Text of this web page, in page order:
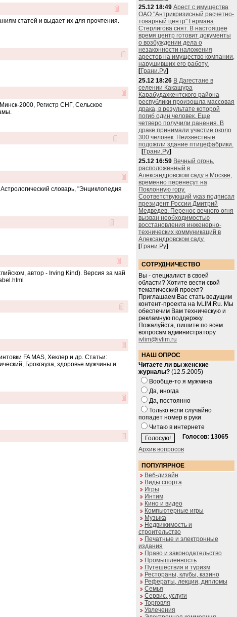
статей и выдает их для прочтения.
2000, Регистр СНГ, Сельское
словарь, "Энциклопедия
автор - Irving Kind). Версия за май
FA MAS, Хеклер и др. Статьи:
Брокгауза, здоровье мужчины и
25.12 18:49 Арест с имущества
ОАО "Антрикризисный расчетно-
товарный центр" Германа
Стерлигова снят. В настоящее
время центр готовит документы
о возбуждении дела о
незаконности наложения
арестов на имущество компании,
нарушивших его работу.
[Грани.Ру]
25.12 18:26 В Дагестане в
селении Какашура
Карабудахкентского района
республики произошла массовая
драка, в результате которой
погиб один человек. Еще
четверо получили ранения. В
драке принимали участие около
300 человек. Неизвестные
подожгли здание птицефабрики.
[Грани.Ру]
25.12 16:59 Вечный огонь,
расположенный в
Александровском саду в Москве,
временно перенесут на
Поклонную гору.
Соответствующий указ подписал
президент России Дмитрий
Медведев. Перенос вечного огня
вызван необходимостью
восстановления инженерно-
технических коммуникаций в
Александровском саду.
[Грани.Ру]
СОТРУДНИЧЕСТВО
Вы - специалист в своей
области? Хотите вести свой
тематический проект?
Приглашаем Вас стать ведущим
контент-проекта на IvLIM.Ru. Мы
обеспечим Вам техническую и
рекламную поддержку.
Пожалуйста, пишите по всем
вопросам администратору
ivlim@ivlim.ru
НАШ ОПРОС
Читаете ли вы женские
журналы? (12.5.2005)
Вообще-то я мужчина
Да, иногда
Да, постоянно
Только если случайно
попадет номер в руки
Читаю в интернете
Голосов: 13065
Архив вопросов
ПОПУЛЯРНОЕ
Веб-дизайн
Виды спорта
Игры
Интим
Кино и видео
Компьютерные игры
Музыка
Недвижимость и
строительство
Печатные и электронные
издания
Право и законодательство
Промышленность
Путешествия и туризм
Рестораны, клубы, казино
Рефераты, лекции, дипломы
Семья
Сервис, услуги
Торговля
Увлечения